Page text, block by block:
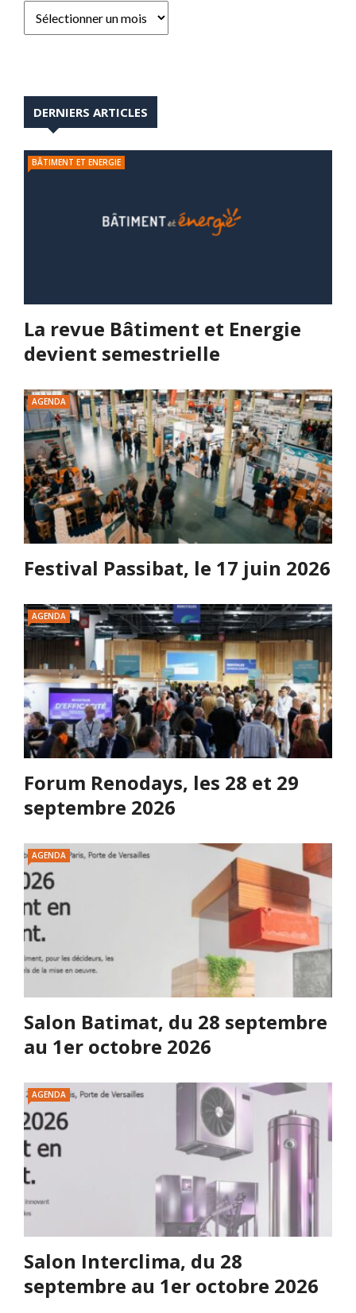
DERNIERS ARTICLES
BÂTIMENT ET ENERGIE
La revue Bâtiment et Energie
devient semestrielle
AGENDA
Festival Passibat, le 17 juin 2026
AGENDA
Forum Renodays, les 28 et 29
septembre 2026
AGENDA
Salon Batimat, du 28 septembre
au 1er octobre 2026
AGENDA
Salon Interclima, du 28
septembre au 1er octobre 2026